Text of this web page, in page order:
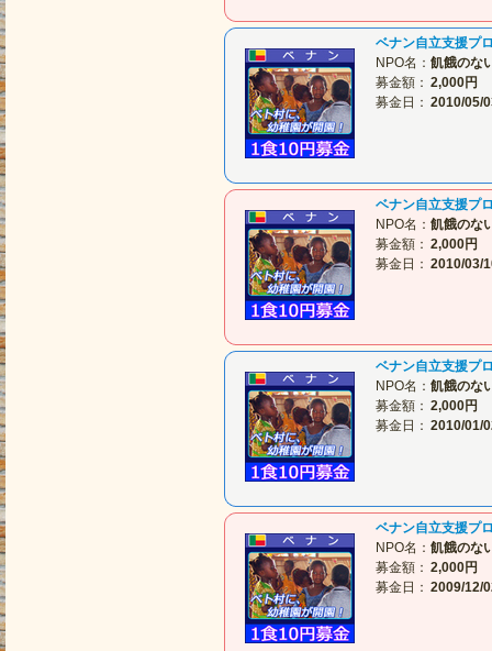
ベナン自立支援プ
NPO名： 飢餓のな
募金額： 2,000円
募金日： 2010/05/
ベナン自立支援プ
NPO名： 飢餓のな
募金額： 2,000円
募金日： 2010/03/
ベナン自立支援プ
NPO名： 飢餓のな
募金額： 2,000円
募金日： 2010/01/
ベナン自立支援プ
NPO名： 飢餓のな
募金額： 2,000円
募金日： 2009/12/